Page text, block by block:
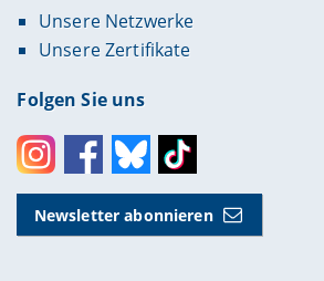
Unsere Netzwerke
Unsere Zertifikate
Folgen Sie uns
InstagramFacebookBlueskyToktok
Newsletter abonnieren